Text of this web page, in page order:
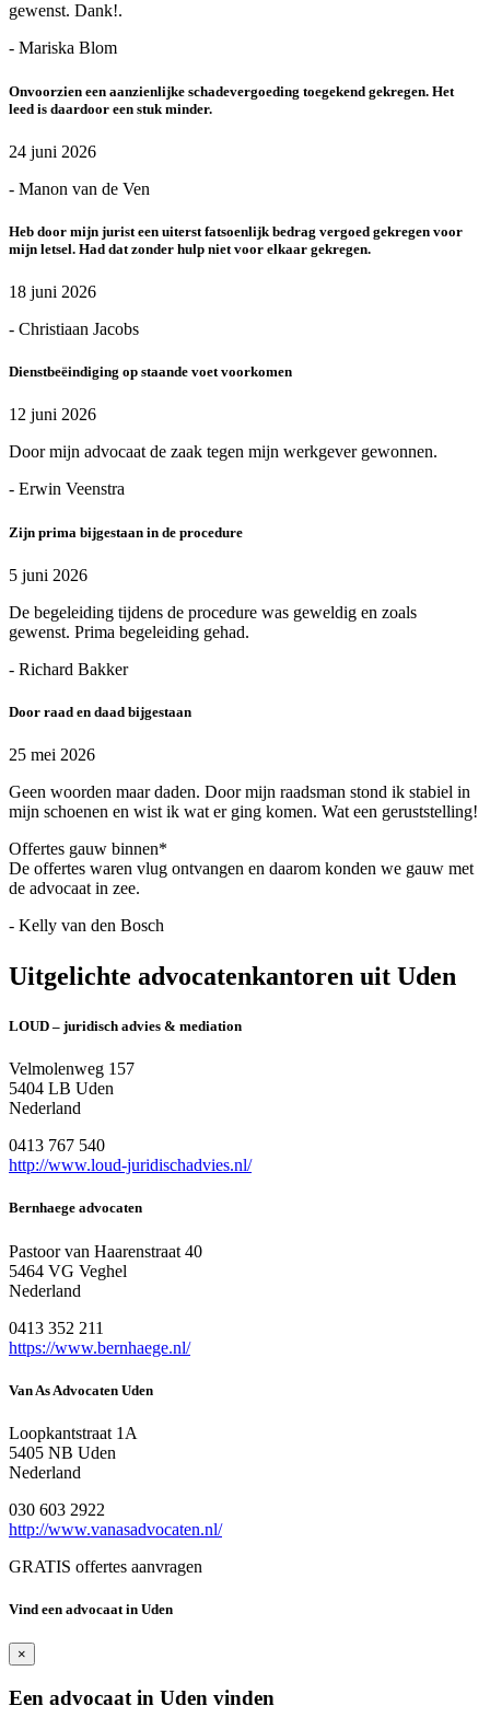
gewenst. Dank!.
- Mariska Blom
Onvoorzien een aanzienlijke schadevergoeding toegekend gekregen. Het
leed is daardoor een stuk minder.
24 juni 2026
- Manon van de Ven
Heb door mijn jurist een uiterst fatsoenlijk bedrag vergoed gekregen voor
mijn letsel. Had dat zonder hulp niet voor elkaar gekregen.
18 juni 2026
- Christiaan Jacobs
Dienstbeëindiging op staande voet voorkomen
12 juni 2026
Door mijn advocaat de zaak tegen mijn werkgever gewonnen.
- Erwin Veenstra
Zijn prima bijgestaan in de procedure
5 juni 2026
De begeleiding tijdens de procedure was geweldig en zoals
gewenst. Prima begeleiding gehad.
- Richard Bakker
Door raad en daad bijgestaan
25 mei 2026
Geen woorden maar daden. Door mijn raadsman stond ik stabiel in
mijn schoenen en wist ik wat er ging komen. Wat een geruststelling!
Offertes gauw binnen*
De offertes waren vlug ontvangen en daarom konden we gauw met
de advocaat in zee.
- Kelly van den Bosch
Uitgelichte advocatenkantoren uit Uden
LOUD – juridisch advies & mediation
Velmolenweg 157
5404 LB Uden
Nederland
0413 767 540
http://www.loud-juridischadvies.nl/
Bernhaege advocaten
Pastoor van Haarenstraat 40
5464 VG Veghel
Nederland
0413 352 211
https://www.bernhaege.nl/
Van As Advocaten Uden
Loopkantstraat 1A
5405 NB Uden
Nederland
030 603 2922
http://www.vanasadvocaten.nl/
GRATIS offertes aanvragen
Vind een advocaat in Uden
×
Een advocaat in Uden vinden